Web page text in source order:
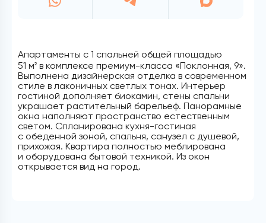
Апартаменты с 1 спальней общей площадью
51 м2 в комплексе премиум-класса «Поклонная, 9».
Выполнена дизайнерская отделка в современном
стиле в лаконичных светлых тонах. Интерьер
гостиной дополняет биокамин, стены спальни
украшает растительный барельеф. Панорамные
окна наполняют пространство естественным
светом. Спланирована кухня-гостиная
с обеденной зоной, спальня, санузел с душевой,
прихожая. Квартира полностью меблирована
и оборудована бытовой техникой. Из окон
открывается вид на город.